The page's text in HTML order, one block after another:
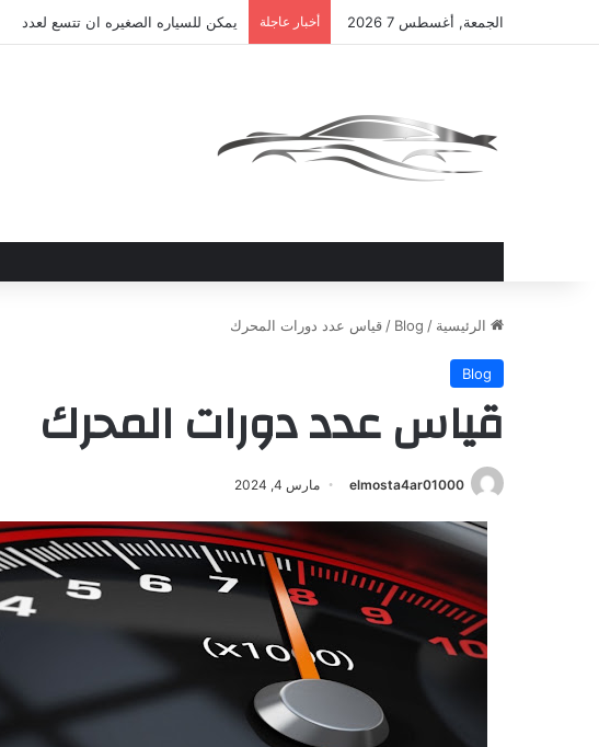
الجمعة, أغسطس 7 2026 أخبار عاجلة يمكن للسياره الصغيره ان تتسع لعدد
الرئيسية /
Blog
/ قياس عدد دورات المحرك
Blog
قياس عدد دورات المحرك
elmosta4ar01000 مارس 4, 2024